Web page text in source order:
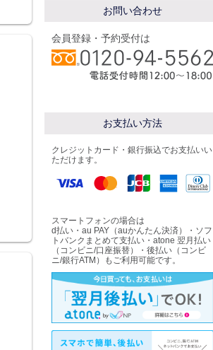
お問い合わせ
会員登録・予約受付は
お支払い方法
クレジットカード・銀行振込でお支払いい
ただけます。
スマートフォンの場合は
d払い・au PAY（auかんたん決済）・ソフ
トバンクまとめて支払い・atone 翌月払い
（コンビニ/口座振替）・後払い（コンビ
ニ/銀行ATM）もご利用可能です。